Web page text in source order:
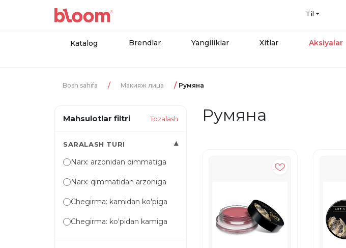
Til
Katalog Brendlar Yangiliklar Xitlar Aksiyalar
Bosh sahifa Макияж лица Румяна
Mahsulotlar filtri Tozalash
SARALASH TURI ▾
Narx: arzonidan qimmatiga
Narx: qimmatidan arzoniga
Chegirma: kamidan ko'piga
Chegirma: ko'pidan kamiga
Румяна